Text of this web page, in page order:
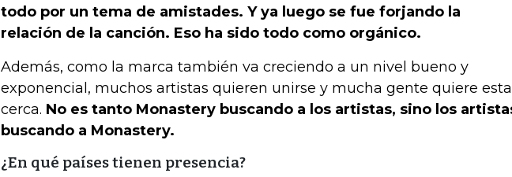
todo por un tema de amistades. Y ya luego se fue forjando la
relación de la canción. Eso ha sido todo como orgánico.
Además, como la marca también va creciendo a un nivel bueno y
exponencial, muchos artistas quieren unirse y mucha gente quiere
cerca. No es tanto Monastery buscando a los artistas, sino los
buscando a Monastery.
¿En qué países tienen presencia?